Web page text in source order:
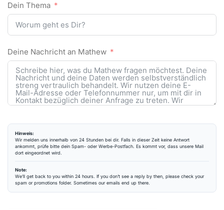
Dein Thema
Deine Nachricht an Mathew
Hinweis:
Wir melden uns innerhalb von 24 Stunden bei dir. Falls in dieser Zeit keine Antwort
ankommt, prüfe bitte dein Spam- oder Werbe-Postfach. Es kommt vor, dass unsere Mail
dort eingeordnet wird.
Note:
We’ll get back to you within 24 hours. If you don’t see a reply by then, please check your
spam or promotions folder. Sometimes our emails end up there.